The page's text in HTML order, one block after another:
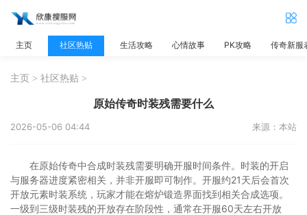
主页 社区热贴 生活攻略 心情故事 PK攻略 传奇新服
主页 > 社区热贴 >
原始传奇时装残需要什么
2026-05-06 04:44 来源：本站
在原始传奇中合成时装残需要明确开服时间条件。时装的开启
与服务器进度紧密相关，并非开服即可制作。开服约21天后会首次
开放元素时装系统，玩家才能在熔炉锻造界面找到相关合成选项。
一级到三级时装残的开放存在阶段性，通常在开服60天左右开放